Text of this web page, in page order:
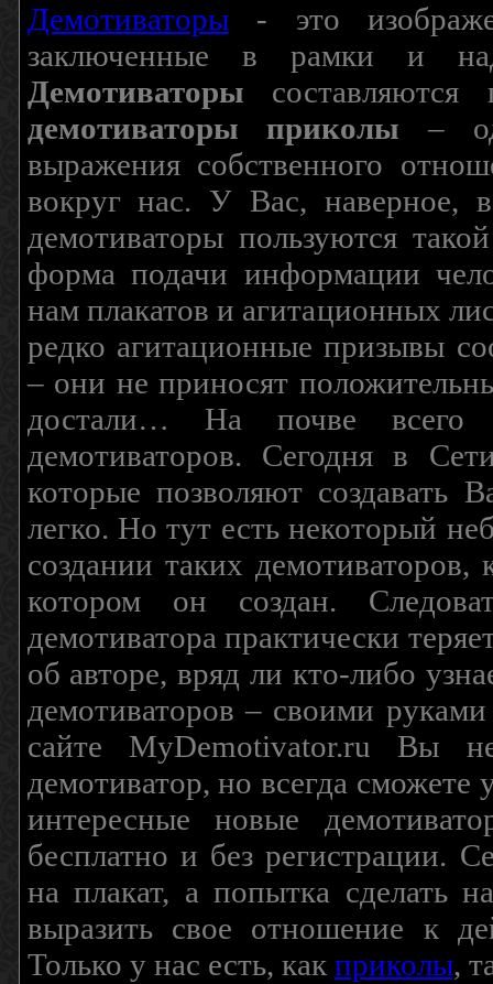
Демотиваторы- это
заключенные в рамки и
Демотиваторы составляются
демотиваторы приколы –
выражения собственного
вокруг нас. У Вас, наверное,
демотиваторы пользуются
форма подачи информации
нам плакатов и агитационных
редко агитационные призывы
– они не приносят
достали… На почве всего
демотиваторов. Сегодня в
которые позволяют создавать
легко. Но тут есть некоторый
создании таких
котором он создан.
демотиватора практически
об авторе, вряд ли кто-либо
демотиваторов – своими
сайте MyDemotivator.ru Вы
демотиватор, но всегда сможете
интересные новые
бесплатно и без регистрации.
на плакат, а попытка
выразить свое отношение к
Только у нас есть, как приколы,